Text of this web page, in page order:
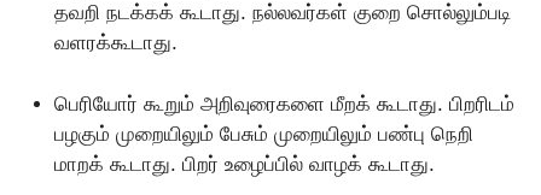
தவறி நடக்கக் கூடாது. நல்லவர்கள் குறை சொல்லும்படி
வளரக்கூடாது.
பெரியோர் கூறும் அறிவுரைகளை மீறக் கூடாது. பிறரிடம்
பழகும் முறையிலும் பேசும் முறையிலும் பண்பு நெறி
மாறக் கூடாது. பிறர் உழைப்பில் வாழக் கூடாது.